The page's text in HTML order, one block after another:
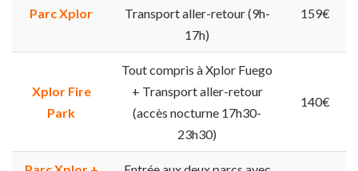
Parc Xplor
Transport aller-retour (9h-
17h)
159€
Xplor Fire
Park
Tout compris à Xplor Fuego
+ Transport aller-retour
(accès nocturne 17h30-
23h30)
140€